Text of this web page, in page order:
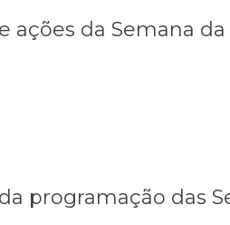
ações da Semana
programação das